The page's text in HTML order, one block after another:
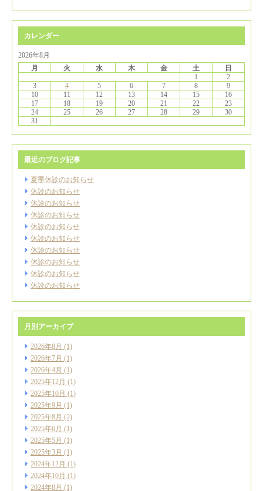
カレンダー
2026年8月
月
火 水 木 金 土
日
1
2
3
4 5 6 7 8
9
10
11 12 13 14 15
16
17
18 19 20 21 22
23
24
25 26 27 28 29
30
31
最近のブログ記事
夏季休診のお知らせ
休診のお知らせ
休診のお知らせ
休診のお知らせ
休診のお知らせ
休診のお知らせ
休診のお知らせ
休診のお知らせ
休診のお知らせ
休診のお知らせ
月別アーカイブ
2026年8月 (1)
2026年7月 (1)
2026年4月 (1)
2025年12月 (1)
2025年10月 (1)
2025年9月 (1)
2025年8月 (2)
2025年6月 (1)
2025年5月 (1)
2025年3月 (1)
2024年12月 (1)
2024年10月 (1)
2024年8月 (1)